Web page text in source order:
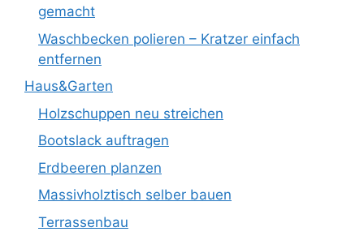
gemacht
Waschbecken polieren – Kratzer einfach
entfernen
Haus&Garten
Holzschuppen neu streichen
Bootslack auftragen
Erdbeeren planzen
Massivholztisch selber bauen
Terrassenbau